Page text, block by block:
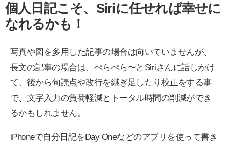
個人日記こそ、Siriに任せれば幸せに
なれるかも！
写真や図を多用した記事の場合は向いていませんが、
長文の記事の場合は、ぺらぺら〜とSiriさんに話しかけ
て、後から句読点や改行を継ぎ足したり校正をする事
で、文字入力の負荷軽減とトータル時間の削減ができ
るかもしれません。
iPhoneで自分日記をDay Oneなどのアプリを使って書き